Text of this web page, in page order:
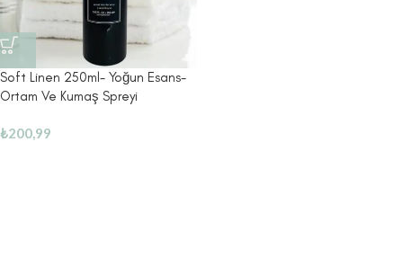
Soft Linen 250ml- Yoğun Esans-
Ortam Ve Kumaş Spreyi
₺200,99